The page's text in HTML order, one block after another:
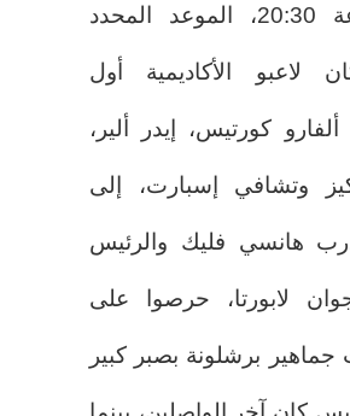
قبل الساعة 20:30، الموعد المحدد
لاعبو الأكاديمية أول
كورتيس، إيدر ألير،
وتشافي إسبارت، إلى
هانسي فليك والرئيس
لابورتا، حرصوا على
جماهير برشلونة بصبر كبير